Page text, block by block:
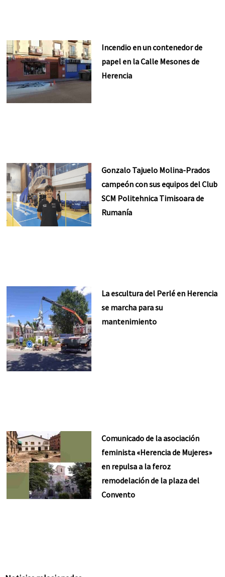
Incendio en un contenedor de
papel en la Calle Mesones de
Herencia
Gonzalo Tajuelo Molina-Prados
campeón con sus equipos del Club
SCM Politehnica Timisoara de
Rumanía
La escultura del Perlé en Herencia
se marcha para su
mantenimiento
Comunicado de la asociación
feminista «Herencia de Mujeres»
en repulsa a la feroz
remodelación de la plaza del
Convento